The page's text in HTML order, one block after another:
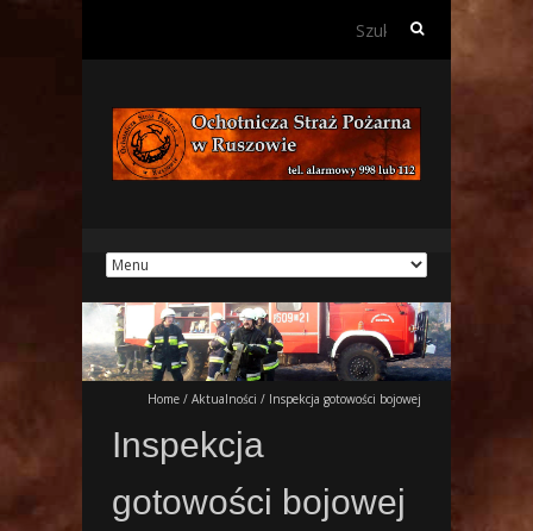
Szukaj:
Home / Aktualności / Inspekcja gotowości bojowej
Inspekcja
gotowości bojowej